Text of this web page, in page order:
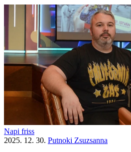
Napi friss
2025. 12. 30. Putnoki Zsuzsanna